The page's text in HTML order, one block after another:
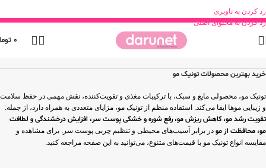
رد کردن به ناوبری
رد کردن به محتوای اصلی
0
خانه مراقبت مو تقویت و شادابی مو
خرید بهترین محصولات تونیک مو
تونیک مو، محصولی مایع و سبک، با ترکیبات مغذی و تقویت‌کننده، نقش مهمی در حفظ سلامت
و زیبایی موها ایفا می‌کند. استفاده منظم از تونیک مو، مزایای متعددی به همراه دارد، از جمله:
تقویت رشد مو، کاهش ریزش مو، رفع شوره و خشکی پوست سر، افزایش درخشندگی و لطافت
مو، محافظت از مو در برابر آسیب‌های محیطی و تنظیم چربی پوست سر. برای مشاهده و
مقایسه انواع تونیک مو با قیمت‌های متنوع، می‌توانید به این صفحه مراجعه کنید.